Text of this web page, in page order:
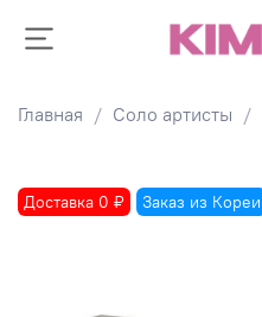
Главная Соло артисты
Доставка 0 ₽ Заказ из Кореи